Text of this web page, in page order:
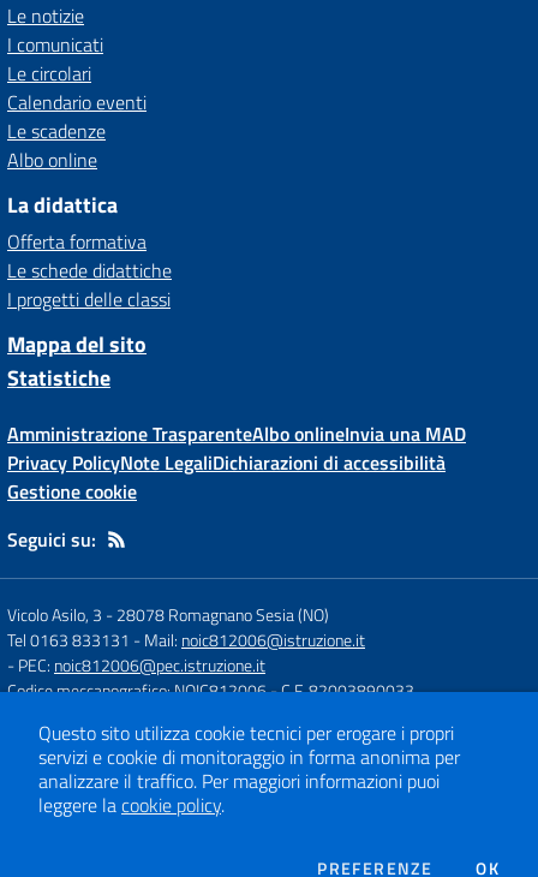
Le notizie
I comunicati
Le circolari
Calendario eventi
Le scadenze
Albo online
La didattica
Offerta formativa
Le schede didattiche
I progetti delle classi
Mappa del sito
Statistiche
Amministrazione TrasparenteAlbo onlineInvia una MAD
Privacy PolicyNote LegaliDichiarazioni di accessibilità
Gestione cookie
Seguici su:
Vicolo Asilo, 3 -28078 Romagnano Sesia (NO)
Tel 0163 833131 - Mail: noic812006@istruzione.it
- PEC: noic812006@pec.istruzione.it
Codice meccanografico: NOIC812006- C.F. 82003890033
Concept & Design by
Designers Italia
Sito web realizzato con CMS
Questo sito utilizza cookie tecnici per erogare i propri
servizi e cookie di monitoraggio in forma anonima per
analizzare il traffico. Per maggiori informazioni puoi
leggere lacookie policy.
PREFERENZE DEI COOKIE
OK